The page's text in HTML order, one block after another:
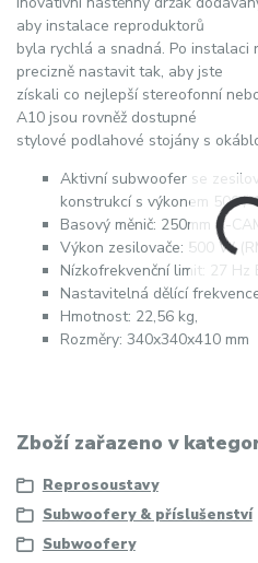
aby instalace reproduktorů
byla rychlá a snadná. Po instalaci
precizně nastavit tak, aby jste
získali co nejlepší stereofonní
A10 jsou rovněž dostupné
stylové podlahové stojány s
Aktivní subwoofer se
konstrukcí s výkonem 500 /
Basový měnič: 250mm C-
Výkon zesilovače: 500 W
Nízkofrekvenční limit: 27 Hz
Nastavitelná dělící
Hmotnost: 22,56 kg,
Rozměry: 340x340x410 mm
Zboží zařazeno v
Reprosoustavy
Subwoofery & příslušenství
Subwoofery